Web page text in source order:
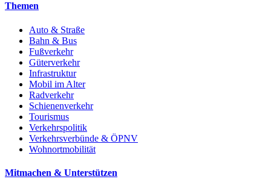
Themen
Auto & Straße
Bahn & Bus
Fußverkehr
Güterverkehr
Infrastruktur
Mobil im Alter
Radverkehr
Schienenverkehr
Tourismus
Verkehrspolitik
Verkehrsverbünde & ÖPNV
Wohnortmobilität
Mitmachen & Unterstützen